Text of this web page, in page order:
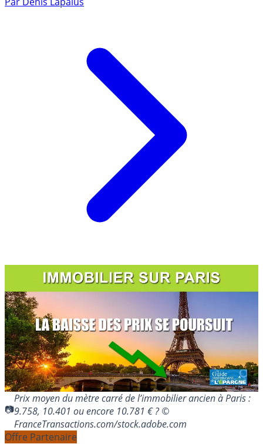
Prix moyen du mètre carré de l’immobilier ancien à Paris :
9.758, 10.401 ou encore 10.781 € ? ©
FranceTransactions.com/stock.adobe.com
Offre Partenaire